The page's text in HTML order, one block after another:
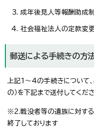
成年後見人等報酬助成
社会福祉法人の定款変
郵送による手続きの方
上記1～4の手続きについて
の）を下記まで送付してくださ
※2.戦没者等の遺族に対す
終了しております